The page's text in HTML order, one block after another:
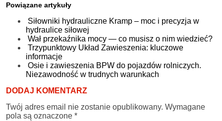
Powiązane artykuły
Siłowniki hydrauliczne Kramp – moc i precyzja w
hydraulice siłowej
Wał przekaźnika mocy — co musisz o nim wiedzieć?
Trzypunktowy Układ Zawieszenia: kluczowe
informacje
Osie i zawieszenia BPW do pojazdów rolniczych.
Niezawodność w trudnych warunkach
DODAJ KOMENTARZ
Twój adres email nie zostanie opublikowany. Wymagane
pola są oznaczone *